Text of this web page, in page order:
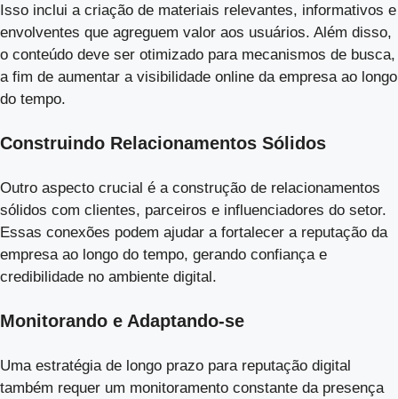
Isso inclui a criação de materiais relevantes, informativos e
envolventes que agreguem valor aos usuários. Além disso,
o conteúdo deve ser otimizado para mecanismos de busca,
a fim de aumentar a visibilidade online da empresa ao longo
do tempo.
Construindo Relacionamentos Sólidos
Outro aspecto crucial é a construção de relacionamentos
sólidos com clientes, parceiros e influenciadores do setor.
Essas conexões podem ajudar a fortalecer a reputação da
empresa ao longo do tempo, gerando confiança e
credibilidade no ambiente digital.
Monitorando e Adaptando-se
Uma estratégia de longo prazo para reputação digital
também requer um monitoramento constante da presença